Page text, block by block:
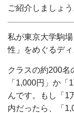
ご紹介しましょ
私が東京大学駒
性」をめぐるデ
クラスの約200名
「1,000円」か
んです。もし「1
内だったら、「